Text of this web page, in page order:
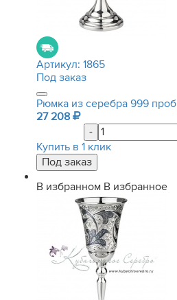
Артикул: 1865
Под заказ
Рюмка из серебра 999
27 208
-
Купить в 1 клик
В избранном В избранное